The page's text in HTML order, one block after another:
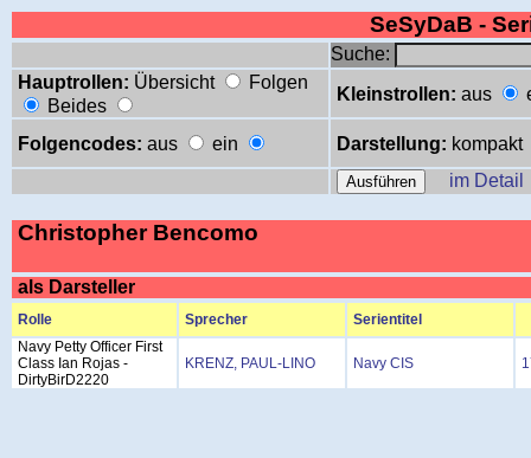
SeSyDaB -
Suche:
Hauptrollen: Übersicht
Folgen
Beides
Kleinstrollen: aus
Folgencodes: aus ein Darstellung: kompakt
im Detail
Christopher Bencomo
als Darsteller
Rolle Sprecher
Serientitel
Navy Petty Officer First
Class Ian Rojas -
DirtyBirD2220
KRENZ, PAUL-LINO Navy CIS